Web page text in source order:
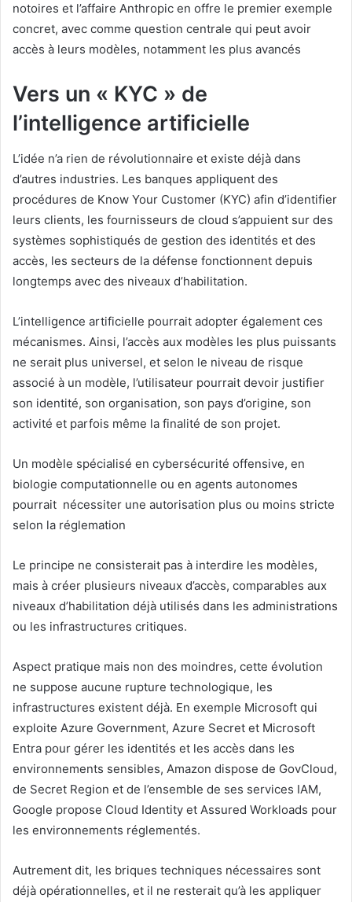
notoires et l’affaire Anthropic en offre le premier exemple
concret, avec comme question centrale qui peut avoir
accès à leurs modèles, notamment les plus avancés
Vers un « KYC » de
l’intelligence artificielle
L’idée n’a rien de révolutionnaire et existe déjà dans
d’autres industries. Les banques appliquent des
procédures de Know Your Customer (KYC) afin d’identifier
leurs clients, les fournisseurs de cloud s’appuient sur des
systèmes sophistiqués de gestion des identités et des
accès, les secteurs de la défense fonctionnent depuis
longtemps avec des niveaux d’habilitation.
L’intelligence artificielle pourrait adopter également ces
mécanismes. Ainsi, l’accès aux modèles les plus puissants
ne serait plus universel, et selon le niveau de risque
associé à un modèle, l’utilisateur pourrait devoir justifier
son identité, son organisation, son pays d’origine, son
activité et parfois même la finalité de son projet.
Un modèle spécialisé en cybersécurité offensive, en
biologie computationnelle ou en agents autonomes
pourrait nécessiter une autorisation plus ou moins stricte
selon la réglemation
Le principe ne consisterait pas à interdire les modèles,
mais à créer plusieurs niveaux d’accès, comparables aux
niveaux d’habilitation déjà utilisés dans les administrations
ou les infrastructures critiques.
Aspect pratique mais non des moindres, cette évolution
ne suppose aucune rupture technologique, les
infrastructures existent déjà. En exemple Microsoft qui
exploite Azure Government, Azure Secret et Microsoft
Entra pour gérer les identités et les accès dans les
environnements sensibles, Amazon dispose de GovCloud,
de Secret Region et de l’ensemble de ses services IAM,
Google propose Cloud Identity et Assured Workloads pour
les environnements réglementés.
Autrement dit, les briques techniques nécessaires sont
déjà opérationnelles, et il ne resterait qu’à les appliquer